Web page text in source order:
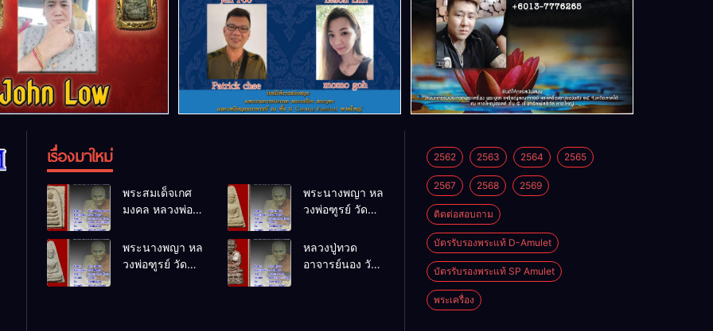
เรื่องมาใหม่
พระสมเด็จเกศ
มงคล หลวงพ่อ
โพธิ์นิมิตร
พ.ศ.2512
พระนางพญา หล
วงพ่อฑูรย์ วัด
พ.ศ.2512
พระนางพญา หล
วงพ่อฑูรย์ วัด
หลวงปู่ทวด
อาจารย์นอง วัด
2562 2563 2564 2565
2567 2568 2569
ติดต่อสอบถาม
บัตรรับรองพระแท้ D-Amulet
บัตรรับรองพระแท้ SP Amulet
พระเครื่อง